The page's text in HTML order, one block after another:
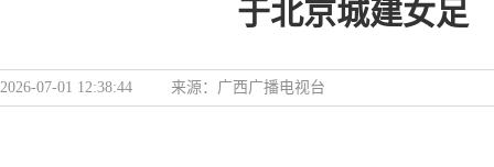
于北京城建女足
2026-07-01 12:38:44 来源： 广西广播电视台